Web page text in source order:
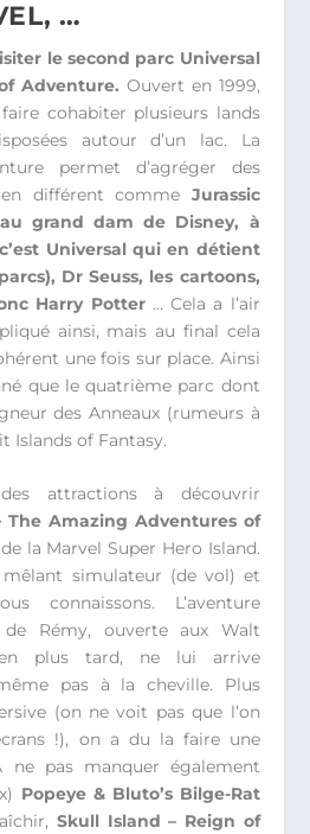
…
le second parc Universal
Adventure. Ouvert en 1999,
cohabiter plusieurs lands
autour d’un lac. La
permet d’agréger des
différent comme Jurassic
grand dam de Disney, à
Universal qui en détient
Dr Seuss, les cartoons,
Harry Potter… Cela a l’air
ainsi, mais au final cela
une fois sur place. Ainsi
que le quatrième parc dont
des Anneaux (rumeurs à
Islands of Fantasy.
attractions à découvrir
The Amazing Adventures of
la Marvel Super Hero Island.
simulateur (de vol) et
connaissons. L’aventure
Rémy, ouverte aux Walt
plus tard, ne lui arrive
pas à la cheville. Plus
(on ne voit pas que l’on
!), on a du la faire une
ne pas manquer également
Popeye & Bluto’s Bilge-Rat
Skull Island – Reign of